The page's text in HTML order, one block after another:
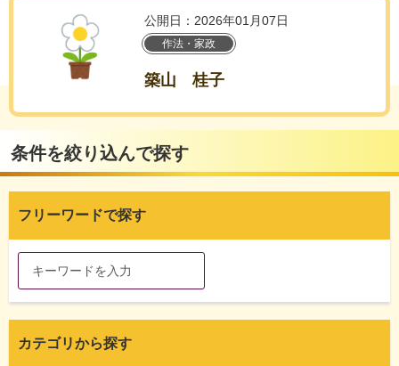
公開日：2026年01月07日
作法・家政
築山 桂子
条件を絞り込んで探す
フリーワードで探す
カテゴリから探す